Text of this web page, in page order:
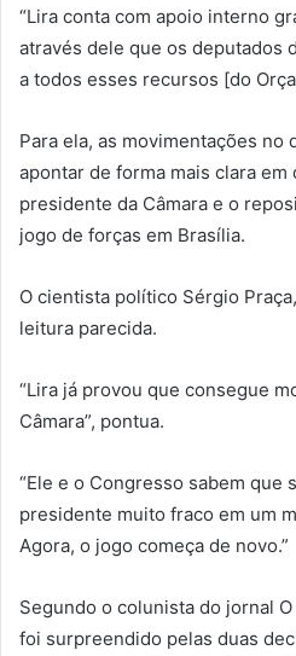
“Lira conta com apoio interno
através dele que os deputados
a todos esses recursos [do
Para ela, as movimentações no
apontar de forma mais clara em
presidente da Câmara e o
jogo de forças em Brasília.
O cientista político Sérgio
leitura parecida.
“Lira já provou que consegue
Câmara”, pontua.
“Ele e o Congresso sabem que
presidente muito fraco em um
Agora, o jogo começa de novo.”
Segundo o colunista do jornal
foi surpreendido pelas duas